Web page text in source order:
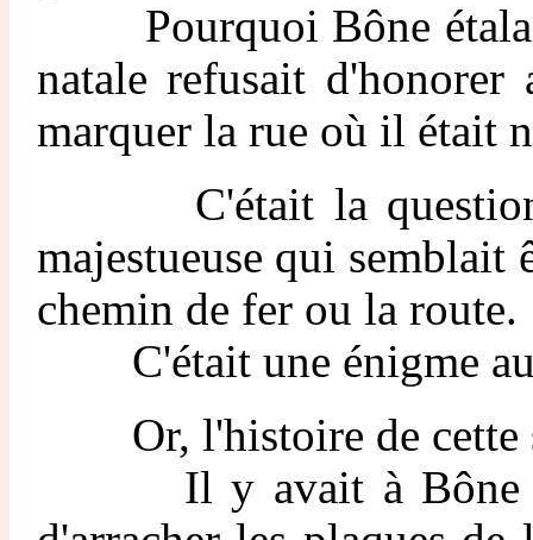
Pourquoi Bône étalait-
natale refusait
marquer la rue où il était
C'était la question
majestueuse qui
chemin de fer ou la route.
C'était une énigme
Or, l'histoire de cette
Il y avait à Bône